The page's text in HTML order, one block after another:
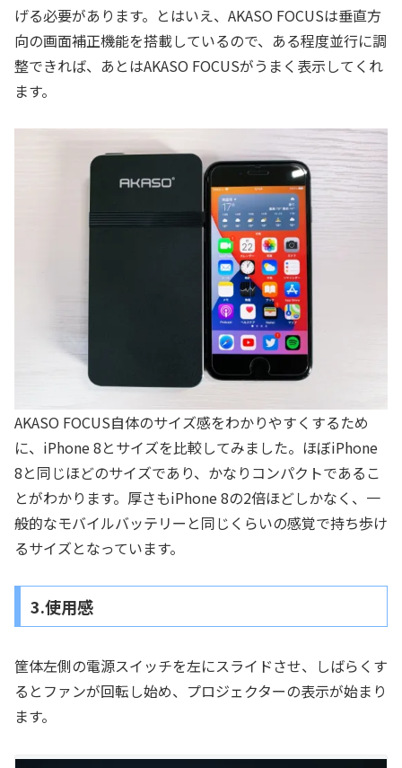
げる必要があります。とはいえ、AKASO FOCUSは垂直方
向の画面補正機能を搭載しているので、ある程度並行に調
整できれば、あとはAKASO FOCUSがうまく表示してくれ
ます。
AKASO FOCUS自体のサイズ感をわかりやすくするため
に、iPhone 8とサイズを比較してみました。ほぼiPhone
8と同じほどのサイズであり、かなりコンパクトであるこ
とがわかります。厚さもiPhone 8の2倍ほどしかなく、一
般的なモバイルバッテリーと同じくらいの感覚で持ち歩け
るサイズとなっています。
3.使用感
筐体左側の電源スイッチを左にスライドさせ、しばらくす
るとファンが回転し始め、プロジェクターの表示が始まり
ます。